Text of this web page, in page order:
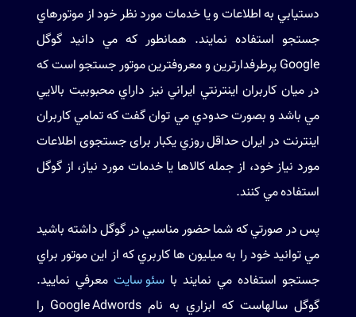
دستيابي به اطلاعات و يا خدمات مورد نظر خود از موتورهاي
جستجو استفاده نمايند. همانطور كه مي دانيد گوگل
Google پرطرفدارترين و معروفترين موتور جستجو است كه
در ميان كاربران اينترنتي ايراني نيز داراي محبوبيت بالايي
مي باشد و بصورت حدودي مي توان گفت كه تمامي كاربران
اينترنت در ايران حداقل روزي يكبار برای جستجوی اطلاعات
مورد نیاز خود، از جمله کالاها یا خدمات مورد نیاز، از گوگل
استفاده مي ‫کنند.
پس در صورتي كه شما حضور مناسبي در گوگل داشته باشيد
مي توانيد خود را به ميليون ها كاربري كه از اين موتور براي
جستجو استفاده مي نمايند باسئو سایتمعرفي نماييد.
گوگل سالهاست كه ابزاري به نام Google Adwords را